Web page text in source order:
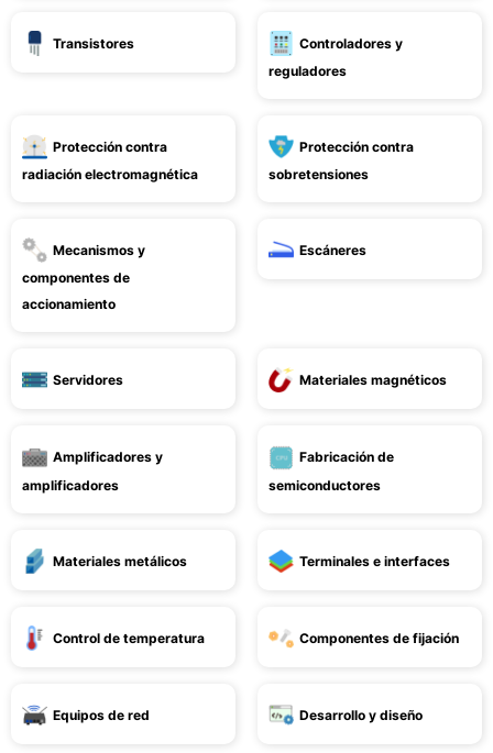
Transistores
Controladores y
reguladores
Protección contra
radiación electromagnética
Protección contra
sobretensiones
Mecanismos y
componentes de
accionamiento
Escáneres
Servidores Materiales magnéticos
Amplificadores y
amplificadores
Fabricación de
semiconductores
Materiales metálicos Terminales e interfaces
Control de temperatura Componentes de fijación
Equipos de red Desarrollo y diseño